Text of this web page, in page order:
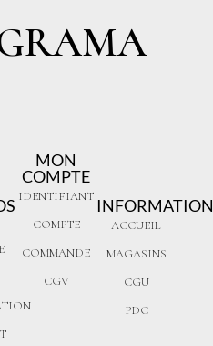
MON
COMPTE
IDENTIFIANT
COMPTE
COMMANDE
CGV
ACCUEIL
MAGASINS
CGU
PDC